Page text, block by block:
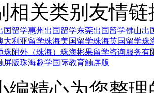
相关类别 友情链
国留学惠州出国留学东莞出国留学佛山出
大利亚留学珠海美国留学珠海英国留学珠
珠附外（珠海） 珠海彬果留学咨询服务有
屏版珠海趣学国际教育触屏版